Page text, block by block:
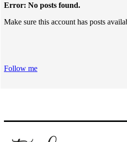
Error: No posts found.
Make sure this account has posts
Follow me